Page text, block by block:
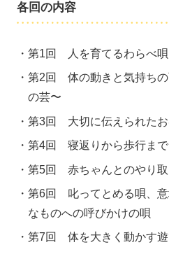
各回の内容
第1回 人を育てるわらべ唄
第2回 体の動きと気持ちの
の芸〜
第3回 大切に伝えられたお
第4回 寝返りから歩行ま
第5回 赤ちゃんとのやり取
第6回 叱ってとめる唄、意
なものへの呼びかけの唄
第7回 体を大きく動かす